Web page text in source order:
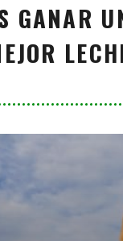
GANAR